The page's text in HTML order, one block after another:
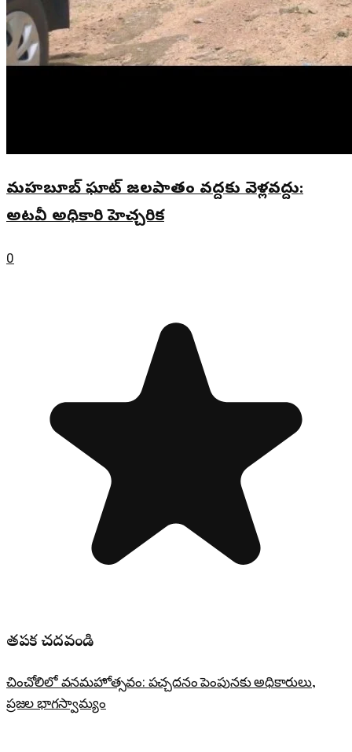
మహబూబ్ ఘాట్ జలపాతం వద్దకు వెళ్లవద్దు:
అటవీ అధికారి హెచ్చరిక
0
తప్పక చదవండి
చించోలిలో వనమహోత్సవం: పచ్చదనం పెంపునకు అధికారులు,
ప్రజల భాగస్వామ్యం